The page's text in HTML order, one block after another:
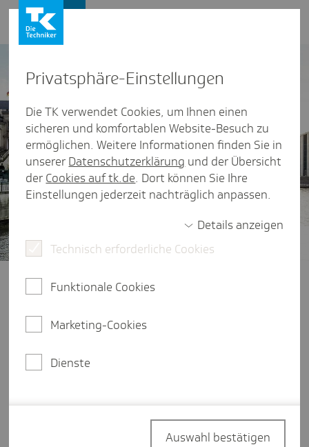
Krankenversicherung, der Zugang
die digitale Transformation: Die
Gesundheitspolitik sind groß.
Gesundheitspolitik im Fokus
Privat­sphäre-Einstel­lungen
Die TK verwendet Cookies, um Ihnen einen
sicheren und komfortablen Website-Besuch zu
ermöglichen. Weitere Informationen finden Sie in
unserer Datenschutzerklärung und der Übersicht
der Cookies auf tk.de. Dort können Sie Ihre
Einstellungen jederzeit nachträglich anpassen.
Details anzeigen
Technisch erforderliche Cookies
Funktionale Cookies
Marketing-Cookies
Dienste
Auswahl bestätigen